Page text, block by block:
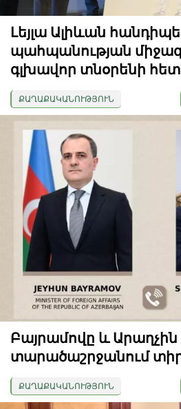
Լեյլա Ալիևան
պահպանության
գլխավոր տնօրենի հետ
ՔԱՂԱՔԱԿԱՆՈՒԹՅՈՒՆ
Բայրամովը և Արաղչին
տարածաշրջանում
ՔԱՂԱՔԱԿԱՆՈՒԹՅՈՒՆ